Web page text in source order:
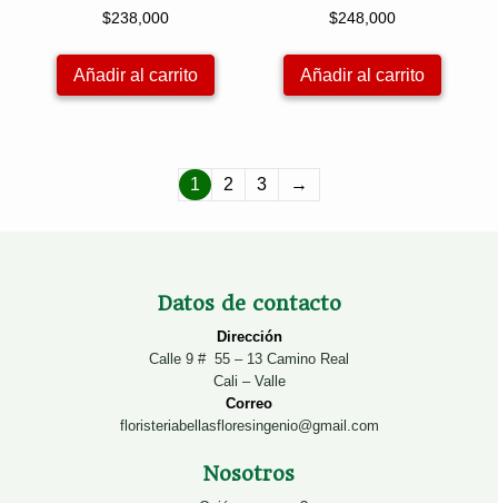
$238,000
Añadir al carrito
$248,000
Añadir al carrito
1 2 3 →
Datos de contacto
Dirección
Calle 9 # 55 – 13 Camino Real
Cali – Valle
Correo
floristeriabellasfloresingenio@gmail.com
Nosotros